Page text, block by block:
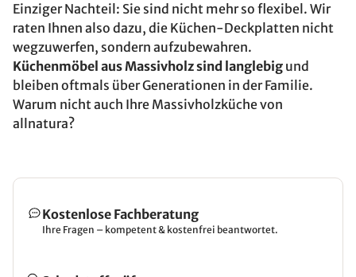
Einziger Nachteil: Sie sind nicht mehr so flexibel. Wir
raten Ihnen also dazu, die Küchen-Deckplatten nicht
wegzuwerfen, sondern aufzubewahren.
Küchenmöbel aus Massivholz sind langlebig und
bleiben oftmals über Generationen in der Familie.
Warum nicht auch Ihre Massivholzküche von
allnatura?
Kostenlose Fachberatung
Ihre Fragen – kompetent & kostenfrei beantwortet.